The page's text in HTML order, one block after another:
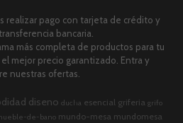
realizar pago con tarjeta de crédito y
bancaria.
más completa de productos para tu
mejor precio garantizado. Entra y
nuestras ofertas.
diseno ducha esencial griferia grifo
de-bano mundo-mesa mundomesa